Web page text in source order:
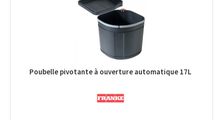
Poubelle pivotante à ouverture automatique 17L